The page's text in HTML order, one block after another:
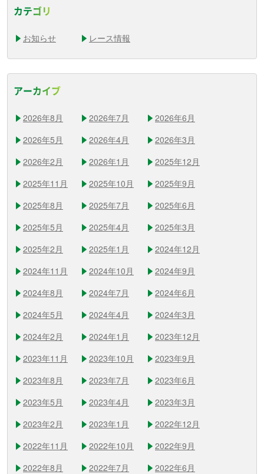
カテゴリ
お知らせ レース情報
アーカイブ
2026年8月 2026年7月
2026年6月
2026年5月
2026年4月
2026年3月
2026年2月
2026年1月
2025年12月
2025年11月
2025年10月
2025年9月
2025年8月
2025年7月
2025年6月
2025年5月
2025年4月
2025年3月
2025年2月
2025年1月
2024年12月
2024年11月
2024年10月
2024年9月
2024年8月
2024年7月
2024年6月
2024年5月
2024年4月
2024年3月
2024年2月
2024年1月
2023年12月
2023年11月
2023年10月
2023年9月
2023年8月
2023年7月
2023年6月
2023年5月
2023年4月
2023年3月
2023年2月
2023年1月
2022年12月
2022年11月
2022年10月
2022年9月
2022年8月
2022年7月
2022年6月